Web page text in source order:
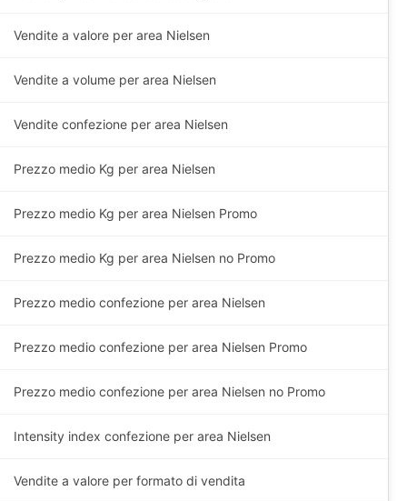
Vendite a valore per area Nielsen
Vendite a volume per area Nielsen
Vendite confezione per area Nielsen
Prezzo medio Kg per area Nielsen
Prezzo medio Kg per area Nielsen Promo
Prezzo medio Kg per area Nielsen no Promo
Prezzo medio confezione per area Nielsen
Prezzo medio confezione per area Nielsen Promo
Prezzo medio confezione per area Nielsen no Promo
Intensity index confezione per area Nielsen
Vendite a valore per formato di vendita